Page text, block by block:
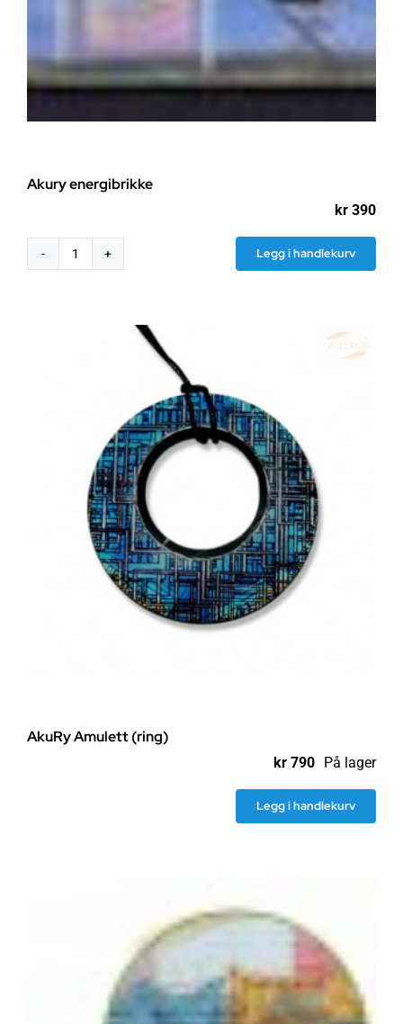
Akury energibrikke
kr 390
Akury
Legg i handlekurv
AkuRy Amulett (ring)
kr 790 På lager
Legg i handlekurv